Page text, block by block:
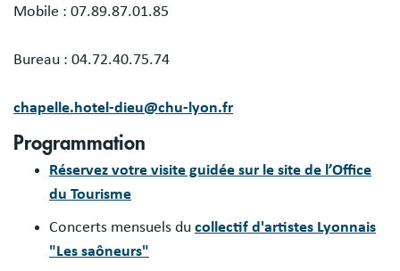
Mobile : 07.89.87.01.85
Bureau : 04.72.40.75.74
chapelle.hotel-dieu@chu-lyon.fr
Programmation
Réservez votre visite guidée sur le site de l’Office
du Tourisme
Concerts mensuels du collectif d'artistes Lyonnais
"Les saôneurs"